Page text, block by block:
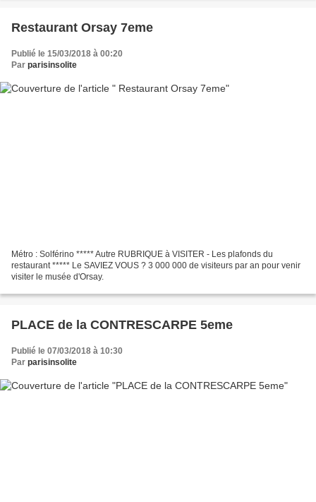
Restaurant Orsay 7eme
Publié le 15/03/2018 à 00:20
Par parisinsolite
Métro : Solférino ***** Autre RUBRIQUE à VISITER - Les plafonds du
restaurant ***** Le SAVIEZ VOUS ? 3 000 000 de visiteurs par an pour venir
visiter le musée d'Orsay.
PLACE de la CONTRESCARPE 5eme
Publié le 07/03/2018 à 10:30
Par parisinsolite